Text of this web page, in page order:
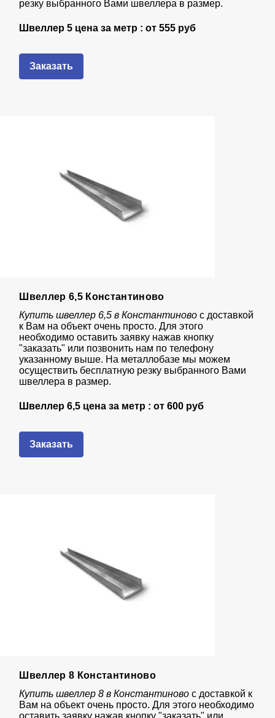
резку выбранного Вами швеллера в размер.
Швеллер 5 цена за метр : от555 руб
Заказать
Швеллер 6,5 Константиново
Купить швеллер 6,5 в Константиновос доставкой
к Вам на объект очень просто. Для этого
необходимо оставить заявку нажав кнопку
"заказать" или позвонить нам по телефону
указанному выше. На металлобазе мы можем
осуществить бесплатную резку выбранного Вами
швеллера в размер.
Швеллер 6,5 цена за метр : от600 руб
Заказать
Швеллер 8 Константиново
Купить швеллер 8 в Константиновос доставкой к
Вам на объект очень просто. Для этого необходимо
оставить заявку нажав кнопку "заказать" или